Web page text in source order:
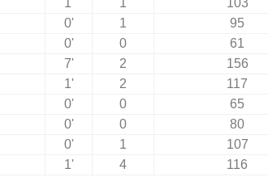
1' 1 103
0' 1 95
0' 0 61
7' 2 156
1' 2 117
0' 0 65
0' 0 80
0' 1 107
1' 4 116